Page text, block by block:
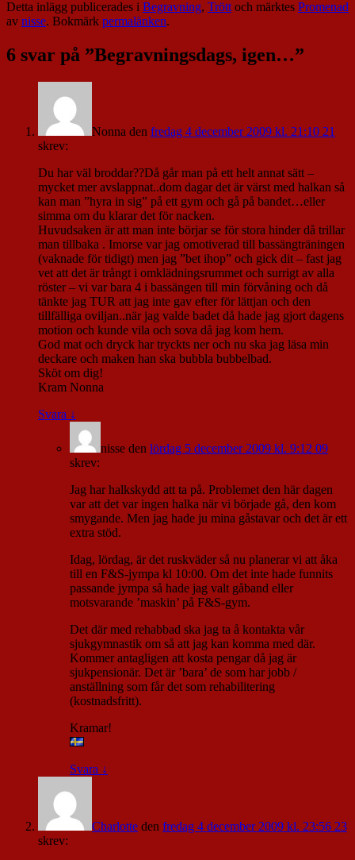
Detta inlägg publicerades i Begravning, Tröttoch märktes Promenad
av nisse. Bokmärk permalänken.
6 svar på ”Begravningsdags, igen…”
Nonna den fredag 4 december 2009 kl. 21:10 21
skrev:
Du har väl broddar??Då går man på ett helt annat sätt –
mycket mer avslappnat..dom dagar det är värst med halkan så
kan man ”hyra in sig” på ett gym och gå på bandet…eller
simma om du klarar det för nacken.
Huvudsaken är att man inte börjar se för stora hinder då trillar
man tillbaka . Imorse var jag omotiverad till bassängträningen
(vaknade för tidigt) men jag ”bet ihop” och gick dit – fast jag
vet att det är trångt i omklädningsrummet och surrigt av alla
röster – vi var bara 4 i bassängen till min förvåning och då
tänkte jag TUR att jag inte gav efter för lättjan och den
tillfälliga oviljan..när jag valde badet då hade jag gjort dagens
motion och kunde vila och sova då jag kom hem.
God mat och dryck har tryckts ner och nu ska jag läsa min
deckare och maken han ska bubbla bubbelbad.
Sköt om dig!
Kram Nonna
Svara ↓
nisse den lördag 5 december 2009 kl. 9:12 09
skrev:
Jag har halkskydd att ta på. Problemet den här dagen
var att det var ingen halka när vi började gå, den kom
smygande. Men jag hade ju mina gåstavar och det är ett
extra stöd.
Idag, lördag, är det ruskväder så nu planerar vi att åka
till en F&S-jympa kl 10:00. Om det inte hade funnits
passande jympa så hade jag valt gåband eller
motsvarande ’maskin’ på F&S-gym.
Det där med rehabbad ska jag ta å kontakta vår
sjukgymnastik om så att jag kan komma med där.
Kommer antagligen att kosta pengar då jag är
sjukpensionär. Det är ’bara’ de som har jobb /
anställning som får det som rehabilitering
(kostnadsfritt).
Kramar!
Svara ↓
Charlotte den fredag 4 december 2009 kl. 23:56 23
skrev: